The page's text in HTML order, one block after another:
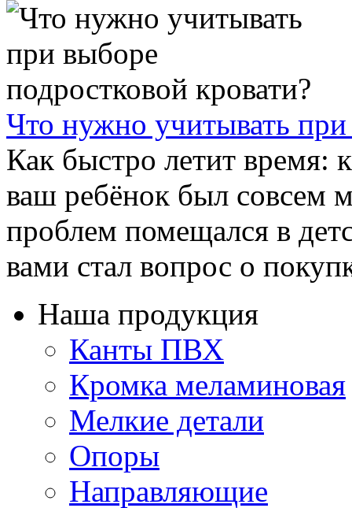
Что нужно учитывать
Как быстро летит время:
ваш ребёнок был совсем
проблем помещался в
вами стал вопрос о
Наша продукция
Канты ПВХ
Кромка меламиновая
Мелкие детали
Опоры
Направляющие